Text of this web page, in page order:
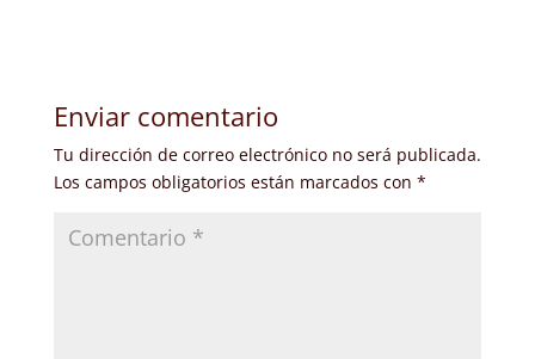
Enviar comentario
Tu dirección de correo electrónico no será publicada.
Los campos obligatorios están marcados con *